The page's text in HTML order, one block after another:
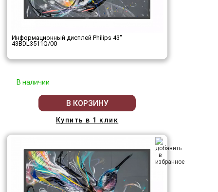
Информационный дисплей Philips 43"
43BDL3511Q/00
В наличии
В КОРЗИНУ
Купить в 1 клик